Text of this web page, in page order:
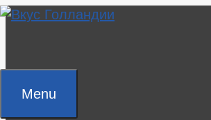
Skip
Menu